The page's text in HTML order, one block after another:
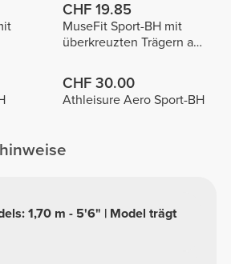
CHF 19.85
MuseFit Sport-BH mit
überkreuzten Trägern am
CHF 30.00
Athleisure Aero Sport-BH
1,70 m - 5'6" | Model trägt